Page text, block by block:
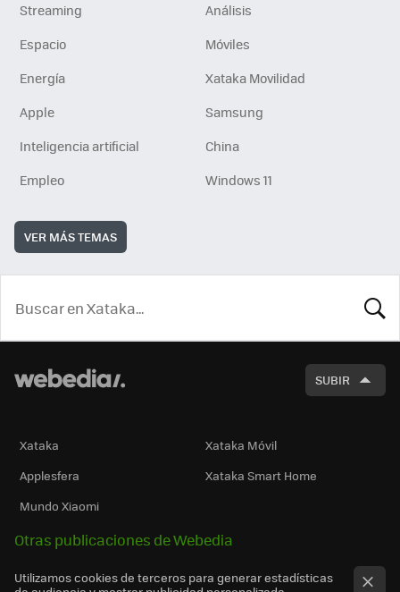
Streaming
Análisis
Espacio
Móviles
Energía
Xataka Movilidad
Apple
Samsung
Inteligencia artificial
China
Empleo
Windows 11
VER MÁS TEMAS
SUBIR
Xataka
Xataka Móvil
Applesfera
Xataka Smart Home
Mundo Xiaomi
Otras publicaciones de Webedia
Utilizamos cookies de terceros para generar estadísticas